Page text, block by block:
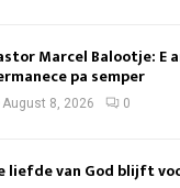
Marcel Balootje: E
pa semper
August 8, 2026 0
liefde van God blijft